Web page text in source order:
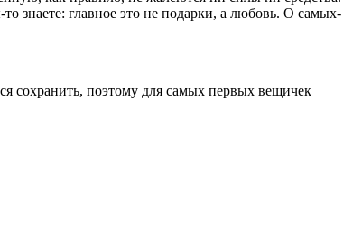
знаете: главное это не подарки, а любовь. О самых-
сохранить, поэтому для самых первых вещичек